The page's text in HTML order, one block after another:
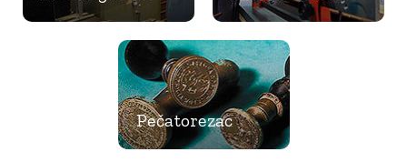
Pečatorezac